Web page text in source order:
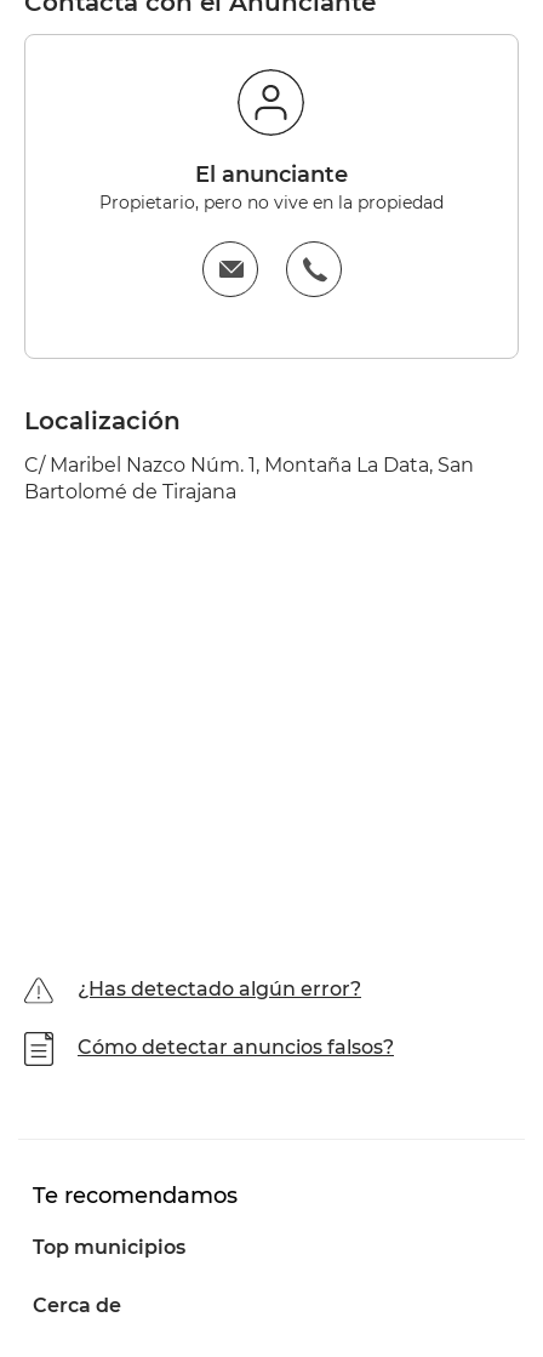
el anunciante
Propietario, pero no vive en la propiedad
Localización
C/ Maribel Nazco Núm. 1, Montaña La Data, San
Bartolomé de Tirajana
¿Has detectado algún error?
Cómo detectar anuncios falsos?
Te recomendamos
Top municipios
Cerca de